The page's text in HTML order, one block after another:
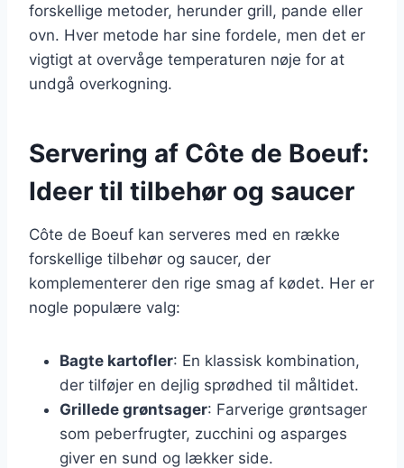
forskellige metoder, herunder grill, pande eller
ovn. Hver metode har sine fordele, men det er
vigtigt at overvåge temperaturen nøje for at
undgå overkogning.
Servering af Côte de Boeuf:
Ideer til tilbehør og saucer
Côte de Boeuf kan serveres med en række
forskellige tilbehør og saucer, der
komplementerer den rige smag af kødet. Her er
nogle populære valg:
Bagte kartofler: En klassisk kombination,
der tilføjer en dejlig sprødhed til måltidet.
Grillede grøntsager: Farverige grøntsager
som peberfrugter, zucchini og asparges
giver en sund og lækker side.